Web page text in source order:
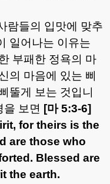
람들의 입맛에 맞추
일어나는 이유는
부패한 정욕의 마
의 마음에 있는 삐
뚤게 보는 것입니
보면 [마5:3-6]
for theirs is the
are those who
Blessed are
the earth.